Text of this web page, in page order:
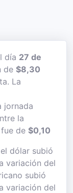
día 27 de
de $8,30
La
jornada
la
de $0,10
dólar subió
variación del
subió
variación del